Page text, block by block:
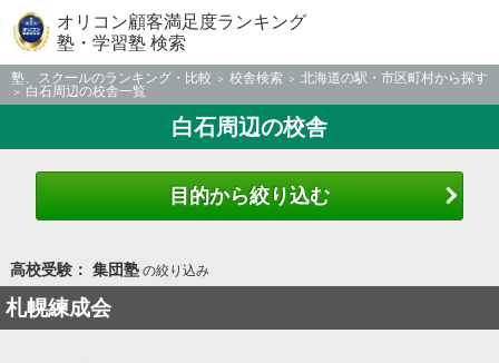
オリコン顧客満足度ランキング
塾・学習塾 検索
塾、スクールのランキング・比較 校舎検索
北海道の駅・市区町村から探す
白石周辺の校舎一覧
白石周辺の校舎
目的から絞り込む
高校受験： 集団塾の絞り込み
札幌練成会